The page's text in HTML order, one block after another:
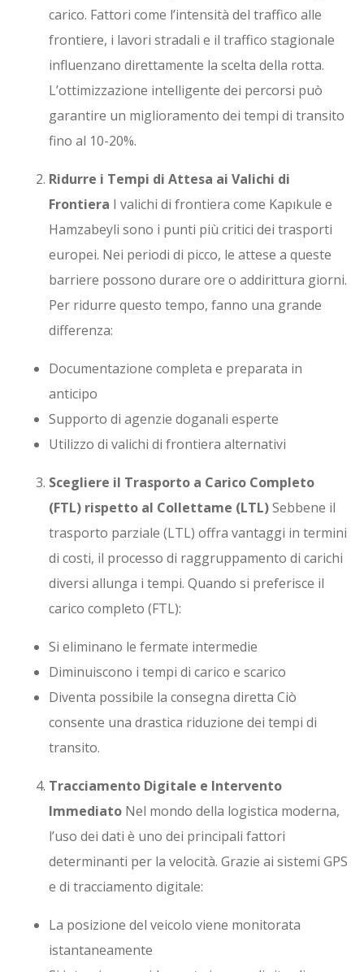
carico. Fattori come l’intensità del traffico alle
frontiere, i lavori stradali e il traffico stagionale
influenzano direttamente la scelta della rotta.
L’ottimizzazione intelligente dei percorsi può
garantire un miglioramento dei tempi di transito
fino al 10-20%.
Ridurre i Tempi di Attesa ai Valichi di
Frontiera I valichi di frontiera come Kapıkule e
Hamzabeyli sono i punti più critici dei trasporti
europei. Nei periodi di picco, le attese a queste
barriere possono durare ore o addirittura giorni.
Per ridurre questo tempo, fanno una grande
differenza:
Documentazione completa e preparata in
anticipo
Supporto di agenzie doganali esperte
Utilizzo di valichi di frontiera alternativi
Scegliere il Trasporto a Carico Completo
(FTL) rispetto al Collettame (LTL)Sebbene il
trasporto parziale (LTL) offra vantaggi in termini
di costi, il processo di raggruppamento di carichi
diversi allunga i tempi. Quando si preferisce il
carico completo (FTL):
Si eliminano le fermate intermedie
Diminuiscono i tempi di carico e scarico
Diventa possibile la consegna diretta Ciò
consente una drastica riduzione dei tempi di
transito.
Tracciamento Digitale e Intervento
Immediato Nel mondo della logistica moderna,
l’uso dei dati è uno dei principali fattori
determinanti per la velocità. Grazie ai sistemi GPS
e di tracciamento digitale:
La posizione del veicolo viene monitorata
istantaneamente